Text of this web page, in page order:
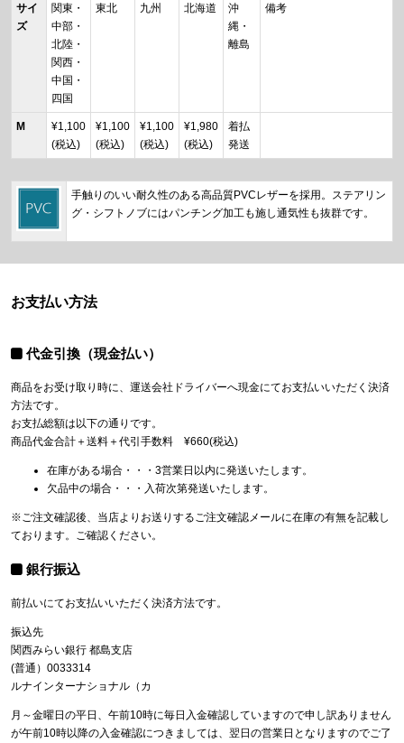
サイ
ズ
関東・
中部・
北陸・
関西・
中国・
四国
東北 九州 北海道
沖
縄・
離島
備考
M
¥1,100
(税込)
¥1,100
(税込)
¥1,100
(税込)
¥1,980
(税込)
着払
発送
手触りのいい耐久性のある高品質PVCレザーを採用。ステアリン
グ・シフトノブにはパンチング加工も施し通気性も抜群です。
お支払い方法
代金引換（現金払い）
商品をお受け取り時に、運送会社ドライバーへ現金にてお支払いいただく決済
方法です。
お支払総額は以下の通りです。
商品代金合計＋送料＋代引手数料 ¥660(税込)
在庫がある場合・・・3営業日以内に発送いたします。
欠品中の場合・・・入荷次第発送いたします。
※ご注文確認後、当店よりお送りするご注文確認メールに在庫の有無を記載し
ております。ご確認ください。
銀行振込
前払いにてお支払いいただく決済方法です。
振込先
関西みらい銀行 都島支店
(普通）0033314
ルナインターナショナル（カ
月～金曜日の平日、午前10時に毎日入金確認していますので申し訳ありません
が午前10時以降の入金確認につきましては、翌日の営業日となりますのでご了